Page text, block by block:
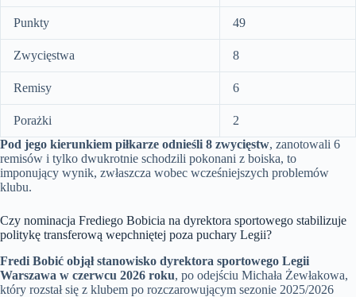
Punkty 49
Zwycięstwa 8
Remisy 6
Porażki
2
Pod jego kierunkiem piłkarze odnieśli 8 zwycięstw, zanotowali 6
remisów i tylko dwukrotnie schodzili pokonani z boiska, to
imponujący wynik, zwłaszcza wobec wcześniejszych problemów
klubu.
Czy nominacja Frediego Bobicia na dyrektora sportowego stabilizuje
politykę transferową wepchniętej poza puchary Legii?
Fredi Bobić objął stanowisko dyrektora sportowego Legii
Warszawa w czerwcu 2026 roku, po odejściu Michała Żewłakowa,
który rozstał się z klubem po rozczarowującym sezonie 2025/2026